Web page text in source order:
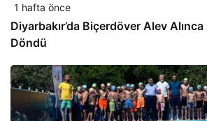
1 hafta önce
Diyarbakır’da Biçerdöver Alev Alınca
Döndü